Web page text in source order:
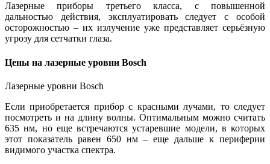
Лазерные приборы третьего класса, с повышенной
дальностью действия, эксплуатировать следует с особой
осторожностью – их излучение уже представляет серьёзную
угрозу для сетчатки глаза.
Цены на лазерные уровни Bosch
Лазерные уровни Bosch
Если приобретается прибор с красными лучами, то следует
посмотреть и на длину волны. Оптимальным можно считать
635 нм, но еще встречаются устаревшие модели, в которых
этот показатель равен 650 нм – еще дальше к периферии
видимого участка спектра.